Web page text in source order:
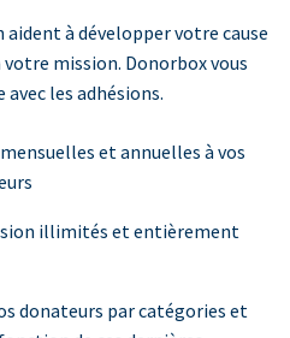
aident à développer votre cause
mission. Donorbox vous
les adhésions.
et annuelles à vos
illimités et entièrement
donateurs par catégories et